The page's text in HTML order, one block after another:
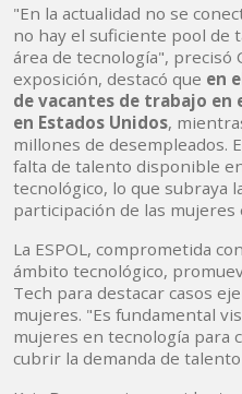
"En la actualidad no se
no hay el suficiente pool de
área de tecnología", precisó
exposición, destacó que en
de vacantes de trabajo
en Estados Unidos,
millones de desempleados.
falta de talento disponible
tecnológico, lo que subraya
participación de las mujeres
La ESPOL, comprometida
ámbito tecnológico,
Tech para destacar casos
mujeres. "Es fundamental
mujeres en tecnología para
cubrir la demanda de